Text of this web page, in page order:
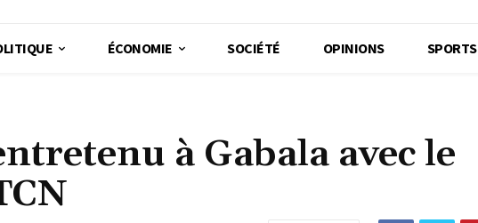
ÉCONOMIE SOCIÉTÉ OPINIONS SPORTS
à Gabala avec le